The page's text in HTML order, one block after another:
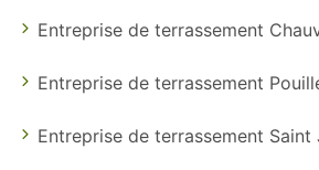
Entreprise de terrassement
Entreprise de terrassement
Entreprise de terrassement Saint